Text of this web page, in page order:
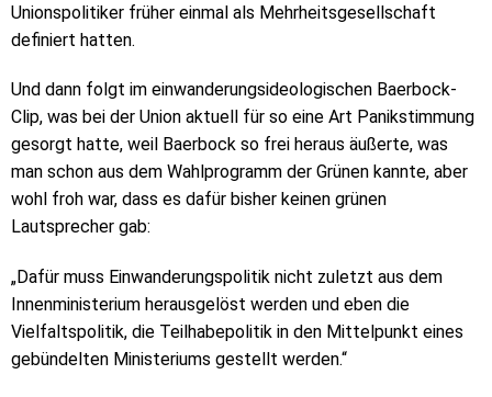
Unionspolitiker früher einmal als Mehrheitsgesellschaft
definiert hatten.
Und dann folgt im einwanderungsideologischen Baerbock-
Clip, was bei der Union aktuell für so eine Art Panikstimmung
gesorgt hatte, weil Baerbock so frei heraus äußerte, was
man schon aus dem Wahlprogramm der Grünen kannte, aber
wohl froh war, dass es dafür bisher keinen grünen
Lautsprecher gab:
„Dafür muss Einwanderungspolitik nicht zuletzt aus dem
Innenministerium herausgelöst werden und eben die
Vielfaltspolitik, die Teilhabepolitik in den Mittelpunkt eines
gebündelten Ministeriums gestellt werden.“